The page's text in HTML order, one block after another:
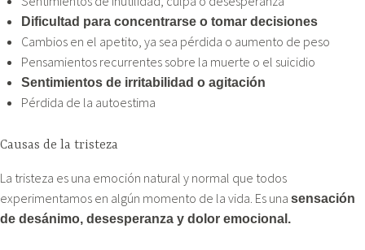
Dificultad para concentrarse o tomar decisiones
Cambios en el apetito, ya sea pérdida o aumento de peso
Pensamientos recurrentes sobre la muerte o el suicidio
Sentimientos de irritabilidad o agitación
Pérdida de la autoestima
Causas de la tristeza
La tristeza es una emoción natural y normal que todos
experimentamos en algún momento de la vida. Es una sensación
de desánimo, desesperanza y dolor emocional.